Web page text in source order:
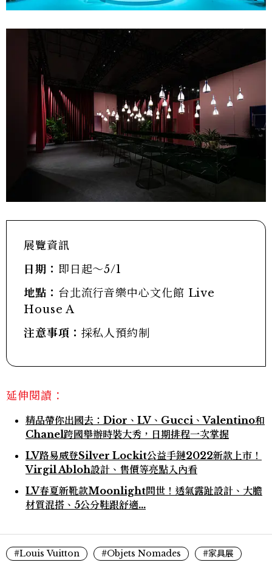
展覽資訊
日期： 即日起～5/1
地點： 台北流行音樂中心文化館 Live
House A
注意事項： 採私人預約制
延伸閱讀：
精品帶你出國去：Dior、LV、Gucci、Valentino和
Chanel跨國舉辦時裝大秀，日期排程一次掌握
LV路易威登Silver Lockit公益手鏈2022新款上市！
Virgil Abloh設計、售價等亮點入內看
LV春夏新靴款Moonlight問世！透氣露趾設計、大膽
材質混搭、5公分鞋跟舒適…
#Louis Vuitton #Objets Nomades #家具展